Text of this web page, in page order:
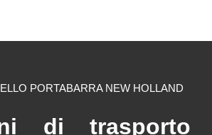
PORTABARRA NEW HOLLAND
di trasporto